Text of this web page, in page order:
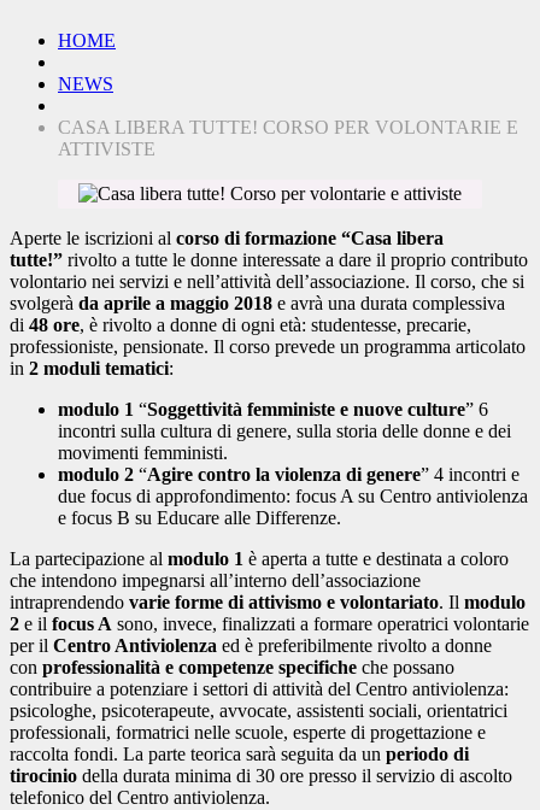
HOME
NEWS
CASA LIBERA TUTTE! CORSO PER VOLONTARIE E
ATTIVISTE
Aperte le iscrizioni al corso di formazione “Casa libera
tutte!” rivolto a tutte le donne interessate a dare il proprio contributo
volontario nei servizi e nell’attività dell’associazione. Il corso, che si
svolgerà da aprile a maggio 2018 e avrà una durata complessiva
di 48 ore, è rivolto a donne di ogni età: studentesse, precarie,
professioniste, pensionate. Il corso prevede un programma articolato
in 2 moduli tematici:
modulo 1 “Soggettività femministe e nuove culture” 6
incontri sulla cultura di genere, sulla storia delle donne e dei
movimenti femministi.
modulo 2 “Agire contro la violenza di genere” 4 incontri e
due focus di approfondimento: focus A su Centro antiviolenza
e focus B su Educare alle Differenze.
La partecipazione al modulo 1 è aperta a tutte e destinata a coloro
che intendono impegnarsi all’interno dell’associazione
intraprendendo varie forme di attivismo e volontariato. Il modulo
2 e il focus A sono, invece, finalizzati a formare operatrici volontarie
per il Centro Antiviolenza ed è preferibilmente rivolto a donne
con professionalità e competenze specifiche che possano
contribuire a potenziare i settori di attività del Centro antiviolenza:
psicologhe, psicoterapeute, avvocate, assistenti sociali, orientatrici
professionali, formatrici nelle scuole, esperte di progettazione e
raccolta fondi. La parte teorica sarà seguita da un periodo di
tirocinio della durata minima di 30 ore presso il servizio di ascolto
telefonico del Centro antiviolenza.